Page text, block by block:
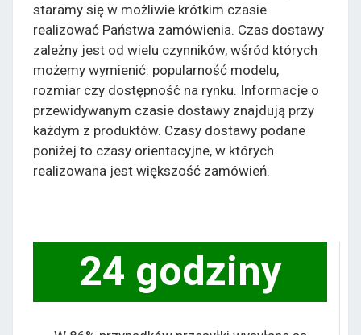
staramy się w możliwie krótkim czasie
realizować Państwa zamówienia. Czas dostawy
zależny jest od wielu czynników, wśród których
możemy wymienić: popularność modelu,
rozmiar czy dostępność na rynku. Informacje o
przewidywanym czasie dostawy znajdują przy
każdym z produktów. Czasy dostawy podane
poniżej to czasy orientacyjne, w których
realizowana jest większość zamówień.
24 godziny